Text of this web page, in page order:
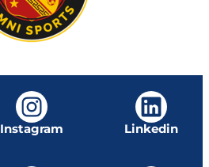
Instagram Linkedin